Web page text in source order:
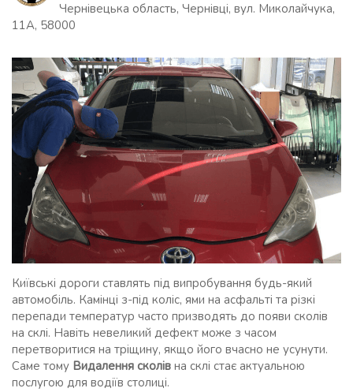
Чернівецька область, Чернівці, вул. Миколайчука,
11А, 58000
Київські дороги ставлять під випробування будь-який
автомобіль. Камінці з-під коліс, ями на асфальті та різкі
перепади температур часто призводять до появи сколів
на склі. Навіть невеликий дефект може з часом
перетворитися на тріщину, якщо його вчасно не усунути.
Саме тому Видалення сколів на склі стає актуальною
послугою для водіїв столиці.